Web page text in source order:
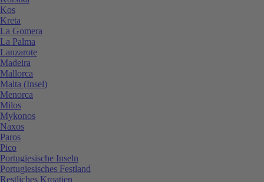
Kos
Kreta
La Gomera
La Palma
Lanzarote
Madeira
Mallorca
Malta (Insel)
Menorca
Milos
Mykonos
Naxos
Paros
Pico
Portugiesische Inseln
Portugiesisches Festland
Restliches Kroatien